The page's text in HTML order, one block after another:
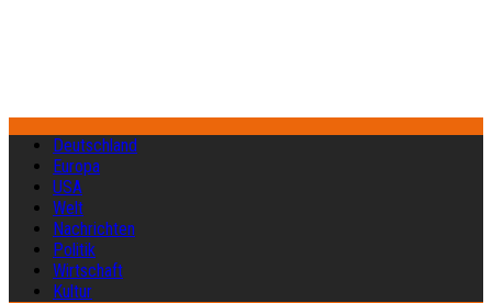
Deutschland
Europa
USA
Welt
Nachrichten
Politik
Wirtschaft
Kultur